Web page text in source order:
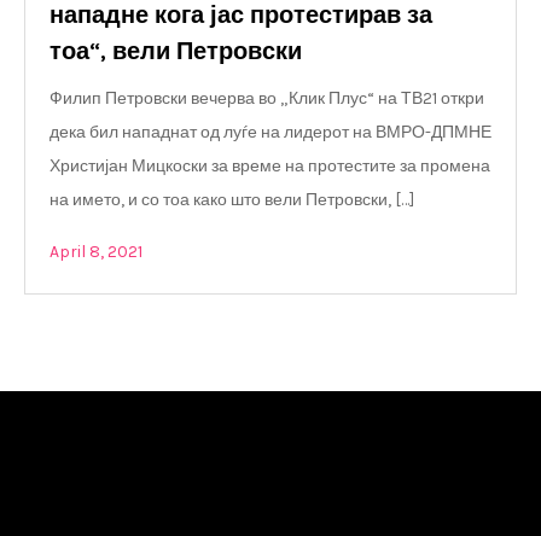
нападне кога јас протестирав за
тоа“, вели Петровски
Филип Петровски вечерва во „Клик Плус“ на ТВ21 откри
дека бил нападнат од луѓе на лидерот на ВМРО-ДПМНЕ
Христијан Мицкоски за време на протестите за промена
на името, и со тоа како што вели Петровски, […]
April 8, 2021